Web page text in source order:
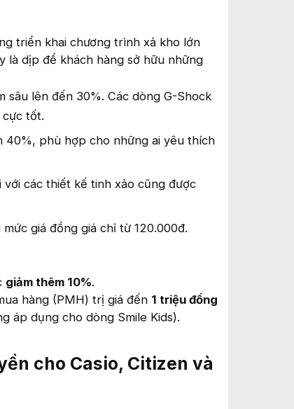
triển khai chương trình xả kho lớn
là dịp để khách hàng sở hữu những
sâu lên đến 30%. Các dòng G-Shock
cực tốt.
40%, phù hợp cho những ai yêu thích
với các thiết kế tinh xảo cũng được
giá đồng giá chỉ từ 120.000đ.
giảm thêm 10%.
hàng (PMH) trị giá đến 1 triệu đồng
áp dụng cho dòng Smile Kids).
cho Casio, Citizen và